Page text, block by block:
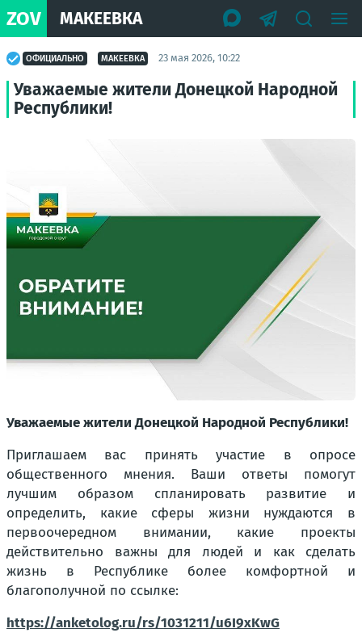
ZOV МАКЕЕВКА
ОФИЦИАЛЬНО МАКЕЕВКА 23 мая 2026, 10:22
Уважаемые жители Донецкой Народной
Республики!
Уважаемые жители Донецкой Народной Республики!
Приглашаем вас принять участие в опросе
общественного мнения. Ваши ответы помогут
лучшим образом спланировать развитие и
определить, какие сферы жизни нуждаются в
первоочередном внимании, какие проекты
действительно важны для людей и как сделать
жизнь в Республике более комфортной и
благополучной по ссылке:
https://anketolog.ru/rs/1031211/u6I9xKwG